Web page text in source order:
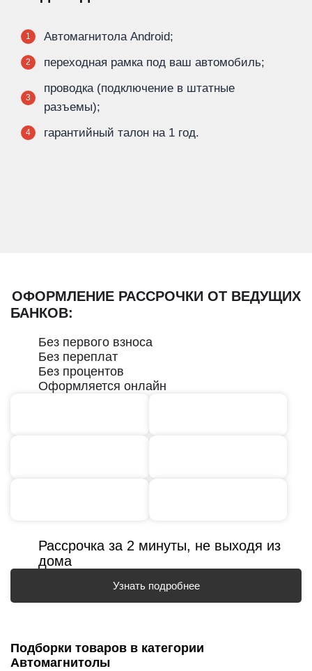
1 Автомагнитола Android;
2 переходная рамка под ваш автомобиль;
3
проводка (подключение в штатные
разъемы);
4 гарантийный талон на 1 год.
ОФОРМЛЕНИЕ РАССРОЧКИ ОТ ВЕДУЩИХ
БАНКОВ:
Без первого взноса
Без переплат
Без процентов
Оформляется онлайн
Рассрочка за 2 минуты, не выходя из
дома
Узнать подробнее
Подборки товаров в категории
Автомагнитолы